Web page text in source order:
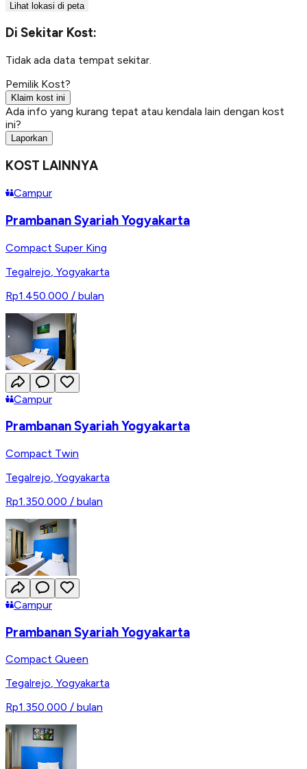
Lihat lokasi di peta
Di Sekitar Kost:
Tidak ada data tempat sekitar.
Pemilik Kost?
Klaim kost ini
Ada info yang kurang tepat atau kendala lain dengan kost
ini?
Laporkan
KOST LAINNYA
Campur
Prambanan Syariah Yogyakarta
Compact Super King
Tegalrejo Yogyakarta
Rp1.450.000 / bulan
Campur
Prambanan Syariah Yogyakarta
Compact Twin
Tegalrejo, Yogyakarta
Rp1.350.000 / bulan
Campur
Prambanan Syariah Yogyakarta
Compact Queen
Tegalrejo, Yogyakarta
Rp1.350.000 / bulan